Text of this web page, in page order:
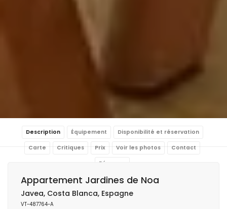
Description Équipement Disponibilité et réservation
Carte Critiques Prix Voir les photos Contact
Réserver
Appartement Jardines de Noa
Javea, Costa Blanca, Espagne
VT-487764-A